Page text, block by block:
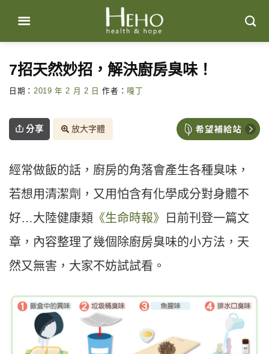
content
7招天然妙招，解決廚房臭味！
日期： 2019 年 2 月 2 日 作者： 嘎丁
分享 放大字體
經常做飯的話，廚房的角落會產生各種臭味，
若想用清潔劑，又用怕含有化學成分對身體不
好…大陸健康類 《生命時報》
日前刊登一篇文
章，內容整理了幾個除廚房臭味的小方法，天
然又無害，大家不妨試試看。